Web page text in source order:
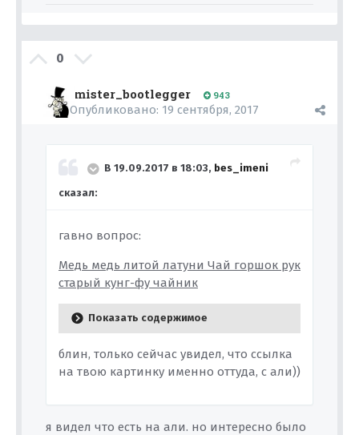
0
mister_bootlegger 943
Опубликовано: 19 сентября, 2017
В 19.09.2017 в 18:03, bes_imeni
сказал:
гавно вопрос:
Медь медь литой латуни Чай горшок рук
старый кунг-фу чайник
Показать содержимое
блин, только сейчас увидел, что ссылка
на твою картинку именно оттуда, с али))
я видел что есть на али. но интересно было